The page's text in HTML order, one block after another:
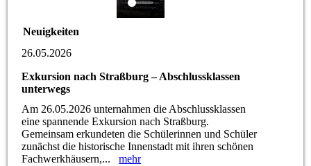
Neuigkeiten
26.05.2026
Exkursion nach Straßburg – Abschlussklassen
unterwegs
Am 26.05.2026 unternahmen die Abschlussklassen
eine spannende Exkursion nach Straßburg.
Gemeinsam erkundeten die Schülerinnen und Schüler
zunächst die historische Innenstadt mit ihren schönen
Fachwerkhäusern,...mehr